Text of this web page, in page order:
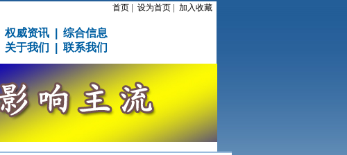
首页 设为首页 加入收藏
权威资讯
综合信息
关于我们 联系我们